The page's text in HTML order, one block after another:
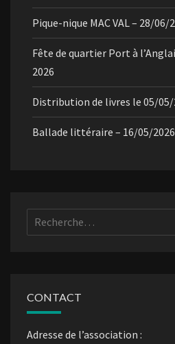
Pique-nique MAC VAL – 28/06/
Fête de quartier Port à
2026
Distribution de livres le 05/05/
Ballade littéraire – 16/05/2026
Rechercher :
CONTACT
Adresse de l’association :